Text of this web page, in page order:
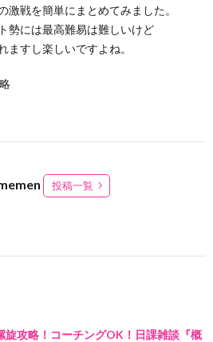
激戦を簡単にまとめてみました。
勢には最高難易は難しいけど
ますし楽しいですよね。
投稿一覧
旋攻略！コーチングOK！日課雑談『概